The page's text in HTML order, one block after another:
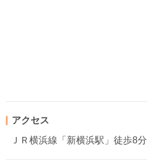
アクセス
ＪＲ横浜線「新横浜駅」徒歩8分